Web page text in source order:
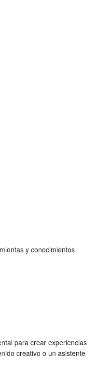
y conocimientos
para crear experiencias
creativo o un asistente